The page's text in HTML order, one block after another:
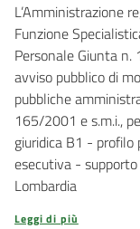
L’Amministrazione
Funzione
Personale Giunta
avviso pubblico di
pubbliche
165/2001 e s.m.i.,
giuridica B1 - profilo
esecutiva -
Lombardia
Leggi di più